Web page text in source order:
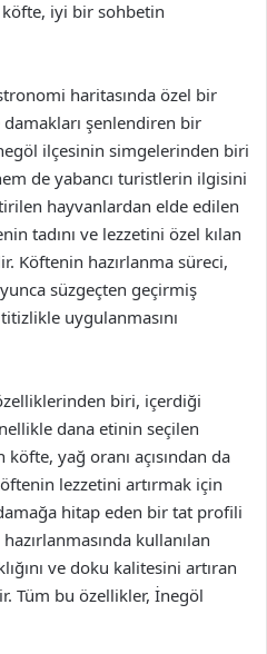
köfte, iyi bir sohbetin
haritasında özel bir
şenlendiren bir
ilçesinin simgelerinden biri
de yabancı turistlerin ilgisini
hayvanlardan elde edilen
tadını ve lezzetini özel kılan
Köftenin hazırlanma süreci,
süzgeçten geçirmiş
uygulanmasını
biri, içerdiği
dana etinin seçilen
köfte, yağ oranı açısından da
lezzetini artırmak için
hitap eden bir tat profili
kullanılan
ve doku kalitesini artıran
Tüm bu özellikler, İnegöl